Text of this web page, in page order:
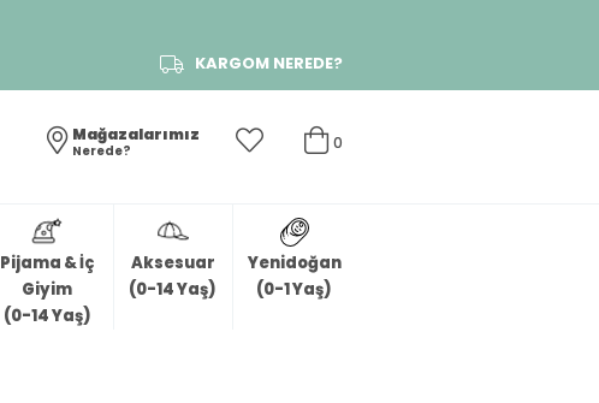
KARGOM NEREDE?
0
Mağazalarımız
Nerede?
Pijama & İç
Giyim
(0-14 Yaş)
Aksesuar
(0-14 Yaş)
Yenidoğan
(0-1 Yaş)